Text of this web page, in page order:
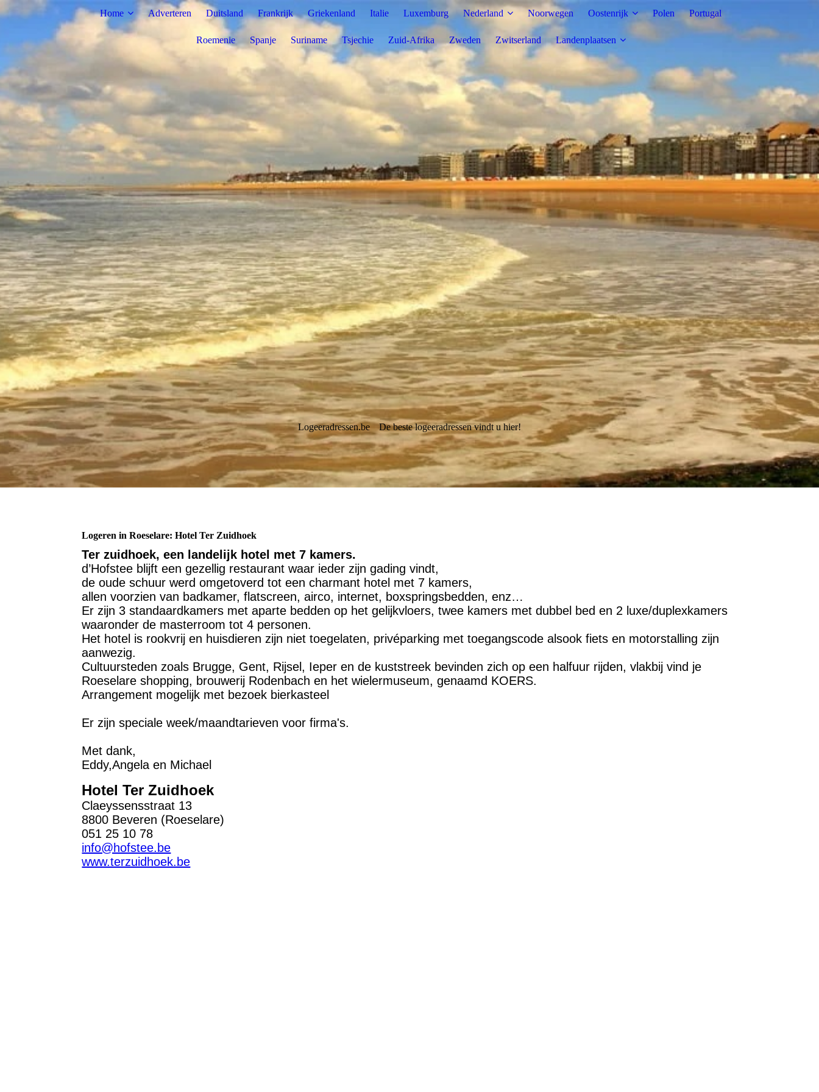
Home Adverteren Duitsland Frankrijk Griekenland Italie Luxemburg Nederland Noorwegen Oostenrijk Polen Portugal
Roemenie Spanje Suriname Tsjechie Zuid-Afrika Zweden Zwitserland Landenplaatsen
Logeeradressen.be De beste logeeradressen vindt u hier!
Logeren in Roeselare: Hotel Ter Zuidhoek
Ter zuidhoek, een landelijk hotel met 7 kamers.
d’Hofstee blijft een gezellig restaurant waar ieder zijn gading vindt,
de oude schuur werd omgetoverd tot een charmant hotel met 7 kamers,
allen voorzien van badkamer, flatscreen, airco, internet, boxspringsbedden, enz…
Er zijn 3 standaardkamers met aparte bedden op het gelijkvloers, twee kamers met dubbel bed en 2 luxe/duplexkamers
waaronder de masterroom tot 4 personen.
Het hotel is rookvrij en huisdieren zijn niet toegelaten, privéparking met toegangscode alsook fiets en motorstalling zijn
aanwezig.
Cultuursteden zoals Brugge, Gent, Rijsel, Ieper en de kuststreek bevinden zich op een halfuur rijden, vlakbij vind je
Roeselare shopping, brouwerij Rodenbach en het wielermuseum, genaamd KOERS.
Arrangement mogelijk met bezoek bierkasteel
Er zijn speciale week/maandtarieven voor firma's.
Met dank,
Eddy,Angela en Michael
Hotel Ter Zuidhoek
Claeyssensstraat 13
8800 Beveren (Roeselare)
051 25 10 78
info@hofstee.be
www.terzuidhoek.be